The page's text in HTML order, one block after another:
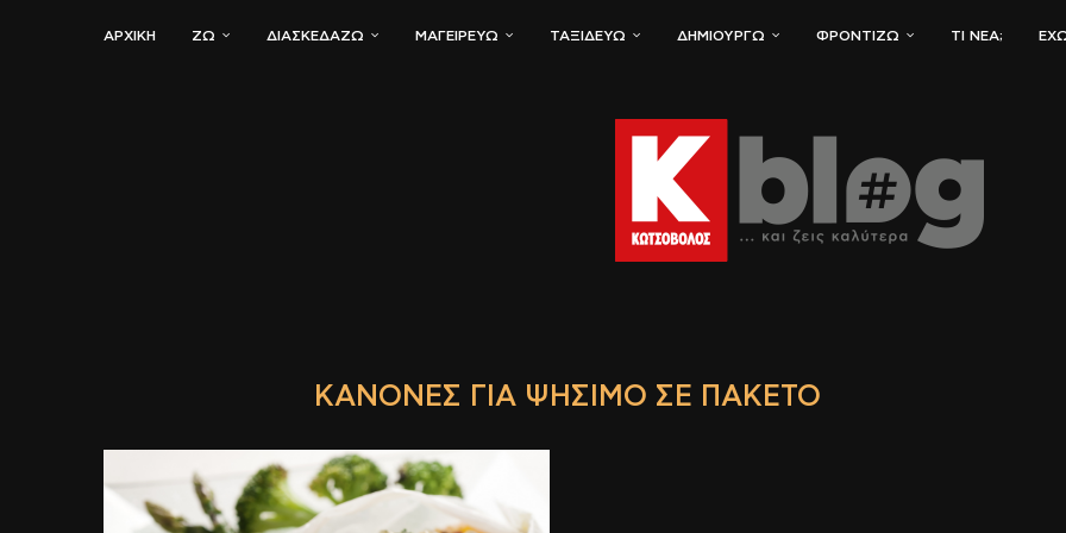
ΑΡΧΙΚΗ ΖΏ ΔΙΑΣΚΕΔΆΖΩ ΜΑΓΕΙΡΕΎΩ ΤΑΞΙΔΕΎΩ ΔΗΜΙΟΥΡΓΏ ΦΡΟΝΤΊΖΩ ΤΙ ΝΈΑ;
ΚΑΝΌΝΕΣ ΓΙΑ ΨΉΣΙΜΟ ΣΕ ΠΑΚΈΤΟ